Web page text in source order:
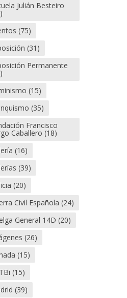
Julián Besteiro
(75)
(31)
Permanente
(15)
(35)
Francisco
Caballero (18)
(16)
(39)
(20)
Civil Española (24)
General 14D (20)
(26)
(15)
(15)
(39)